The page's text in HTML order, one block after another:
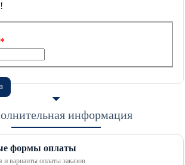
информация
формы оплаты
и варианты оплаты заказов